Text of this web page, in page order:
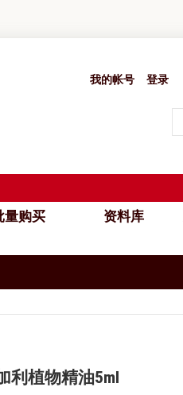
我的帐号 登录
购买 资料库
利植物精油5ml